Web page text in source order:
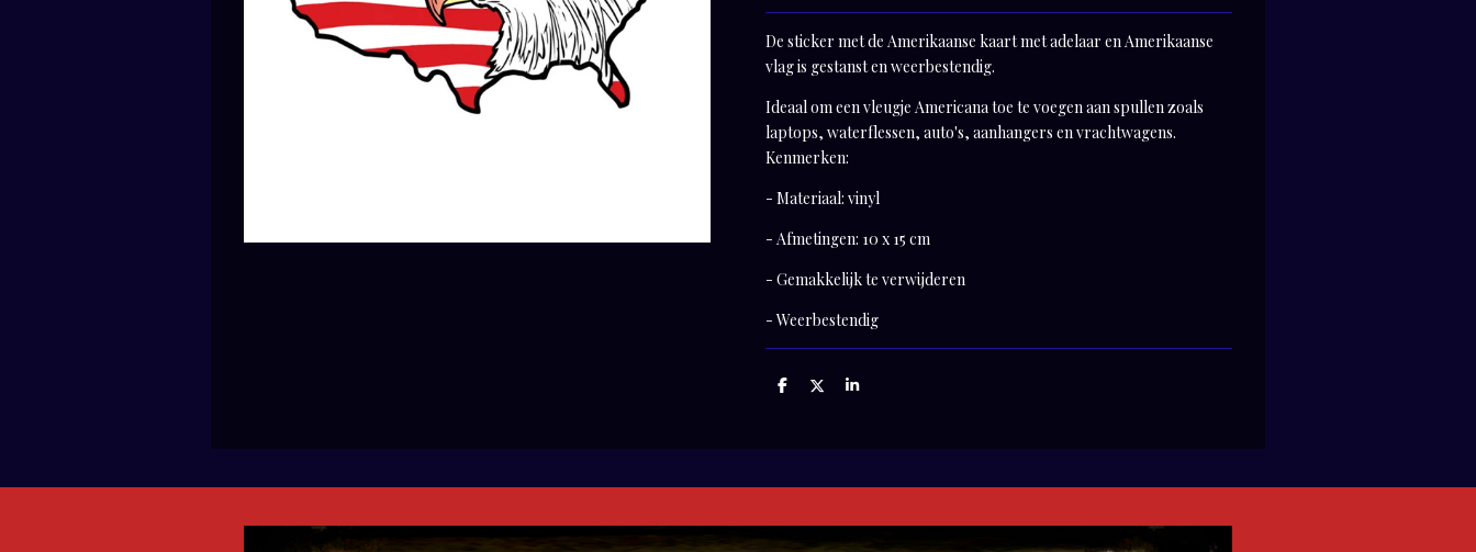
De sticker met de Amerikaanse kaart met adelaar en Amerikaanse
vlag is gestanst en weerbestendig.
Ideaal om een vleugje Americana toe te voegen aan spullen zoals
laptops, waterflessen, auto's, aanhangers en vrachtwagens.
Kenmerken:
- Materiaal: vinyl
- Afmetingen: 10 x 15 cm
- Gemakkelijk te verwijderen
- Weerbestendig
D
D
S